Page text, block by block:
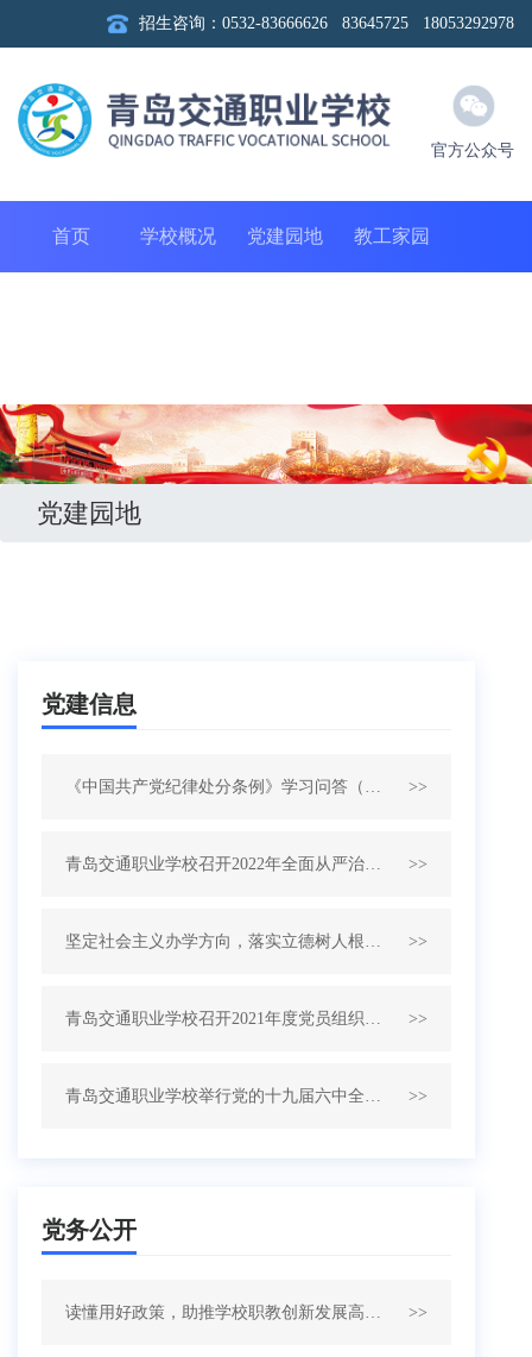
招生咨询：0532-83666626 83645725 18053292978
官方公众号
首页 学校概况 党建园地 教工家园
党建园地
党建信息
《中国共产党纪律处分条例》学习问答（二） >>
青岛交通职业学校召开2022年全面从严治党工作会 >>
坚定社会主义办学方向，落实立德树人根本任务——青岛交通职业学校召开新学期党员大会 >>
青岛交通职业学校召开2021年度党员组织生活会 >>
青岛交通职业学校举行党的十九届六中全会精神专题宣讲报告会 >>
党务公开
读懂用好政策，助推学校职教创新发展高地建设 >>